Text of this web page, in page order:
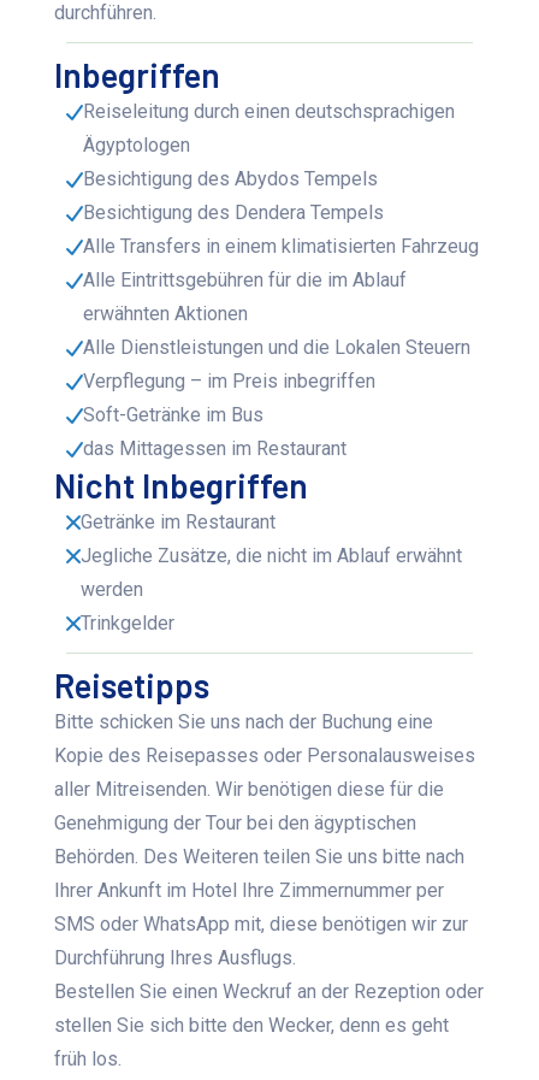
durchführen.
Inbegriffen
Reiseleitung durch einen deutschsprachigen
Ägyptologen
Besichtigung des Abydos Tempels
Besichtigung des Dendera Tempels
Alle Transfers in einem klimatisierten Fahrzeug
Alle Eintrittsgebühren für die im Ablauf
erwähnten Aktionen
Alle Dienstleistungen und die Lokalen Steuern
Verpflegung – im Preis inbegriffen
Soft-Getränke im Bus
das Mittagessen im Restaurant
Nicht Inbegriffen
Getränke im Restaurant
Jegliche Zusätze, die nicht im Ablauf erwähnt
werden
Trinkgelder
Reisetipps
Bitte schicken Sie uns nach der Buchung eine
Kopie des Reisepasses oder Personalausweises
aller Mitreisenden. Wir benötigen diese für die
Genehmigung der Tour bei den ägyptischen
Behörden. Des Weiteren teilen Sie uns bitte nach
Ihrer Ankunft im Hotel Ihre Zimmernummer per
SMS oder WhatsApp mit, diese benötigen wir zur
Durchführung Ihres Ausflugs.
Bestellen Sie einen Weckruf an der Rezeption oder
stellen Sie sich bitte den Wecker, denn es geht
früh los.